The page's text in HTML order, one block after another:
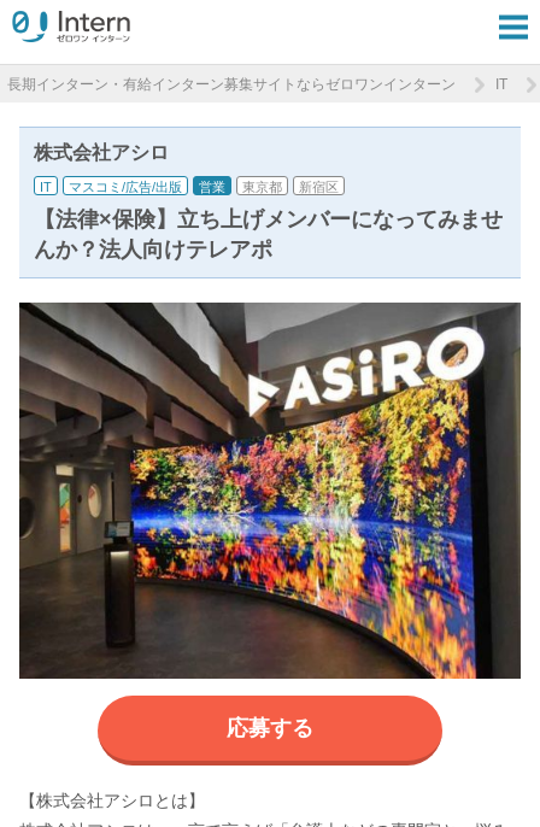
長期インターン・有給インターン募集サイトならゼロワンインターン IT
株式会社アシロ
IT マスコミ/広告/出版 営業 東京都 新宿区
【法律×保険】立ち上げメンバーになってみませ
んか？法人向けテレアポ
応募する
【株式会社アシロとは】